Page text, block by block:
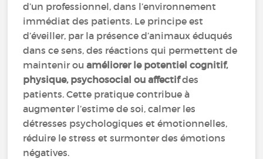
d’un professionnel, dans l’environnement
immédiat des patients. Le principe est
d’éveiller, par la présence d’animaux éduqués
dans ce sens, des réactions qui permettent de
maintenir ouaméliorer le potentiel cognitif,
physique, psychosocial ou affectifdes
patients. Cette pratique contribue à
augmenter l’estime de soi, calmer les
détresses psychologiques et émotionnelles,
réduire le stress et surmonter des émotions
négatives.